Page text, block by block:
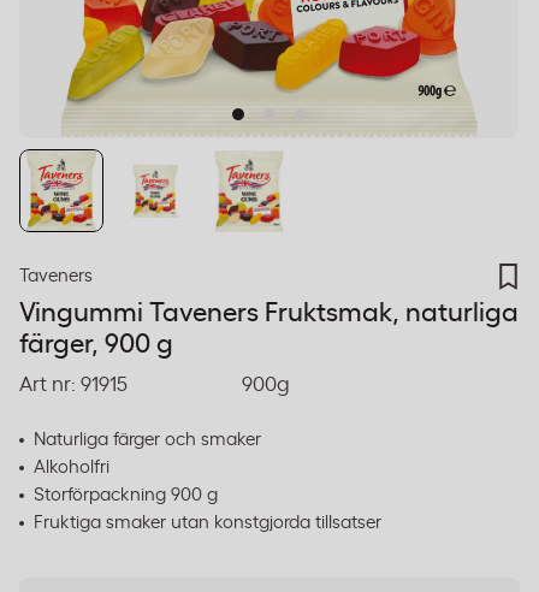
Taveners
Vingummi Taveners Fruktsmak, naturliga
färger, 900 g
Art nr: 91915 900g
Naturliga färger och smaker
Alkoholfri
Storförpackning 900 g
Fruktiga smaker utan konstgjorda tillsatser